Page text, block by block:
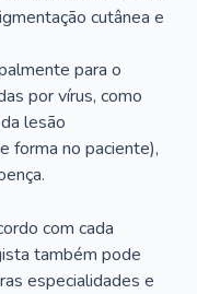
cutânea e
para o
por vírus, como
lesão
forma no paciente),
com cada
também pode
especialidades e